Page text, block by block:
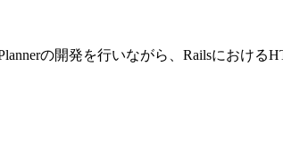
の開発を行いながら、Railsにおける